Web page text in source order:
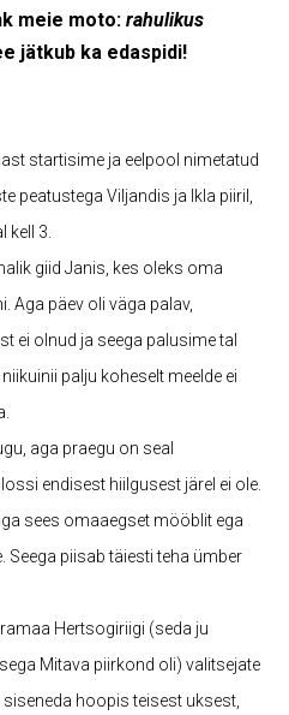
meie moto: rahulikus
jätkub ka edaspidi!
startisime ja eelpool nimetatud
peatustega Viljandis ja Ikla piiril,
kell 3.
giid Janis, kes oleks oma
Aga päev oli väga palav,
ei olnud ja seega palusime tal
palju koheselt meelde ei
aga praegu on seal
endisest hiilgusest järel ei ole.
sees omaaegset mööblit ega
piisab täiesti teha ümber
Hertsogiriigi (seda ju
Mitava piirkond oli) valitsejate
hoopis teisest uksest,